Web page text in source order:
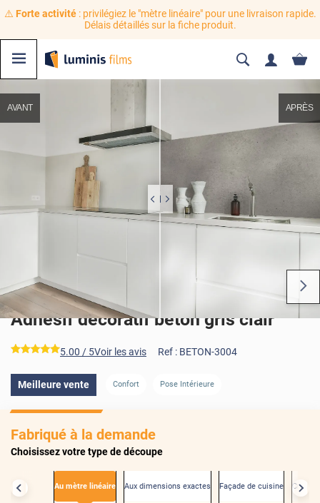
⚠️ Forte activité: privilégiez le "mètre linéaire" pour une livraison rapide.
Délais détaillés sur la fiche produit.
AVANT APRÈS
AVANT
Adhésif décoratif béton gris clair
*****
5.00 / 5Voir les avis Ref : BETON-3004
Meilleure vente Confort Pose Intérieure
Fabriqué à la demande
Choisissez votre type de découpe
Au mètre linéaire Aux dimensions exactes Façade de cuisine